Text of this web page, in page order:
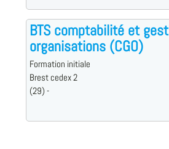
BTS comptabilité et
organisations (CGO)
Formation initiale
Brest cedex 2
(29) -